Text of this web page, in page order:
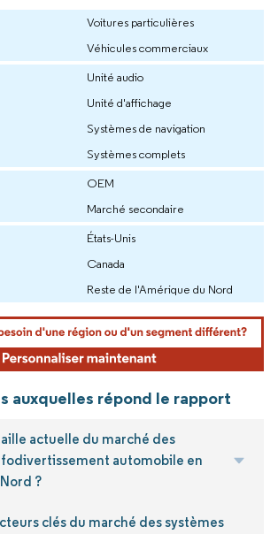
Voitures particulières
Véhicules commerciaux
Unité audio
Unité d'affichage
Systèmes de navigation
Systèmes complets
OEM
Marché secondaire
États-Unis
Canada
Reste de l'Amérique du Nord
auxquelles répond le rapport
actuelle du marché des
automobile en
?
clés du marché des systèmes